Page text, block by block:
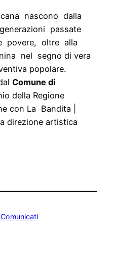
nascono dalla
passate
povere, oltre alla
nel segno di vera
popolare.
Comune di
della Regione
con La Bandita |
direzione artistica
Comunicati